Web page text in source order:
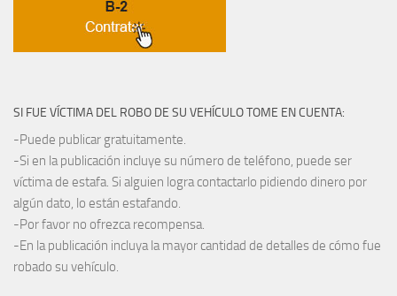
SI FUE VÍCTIMA DEL ROBO DE SU VEHÍCULO TOME EN CUENTA:
-Puede publicar gratuitamente.
-Si en la publicación incluye su número de teléfono, puede ser
víctima de estafa. Si alguien logra contactarlo pidiendo dinero por
algún dato, lo están estafando.
-Por favor no ofrezca recompensa.
-En la publicación incluya la mayor cantidad de detalles de cómo fue
robado su vehículo.